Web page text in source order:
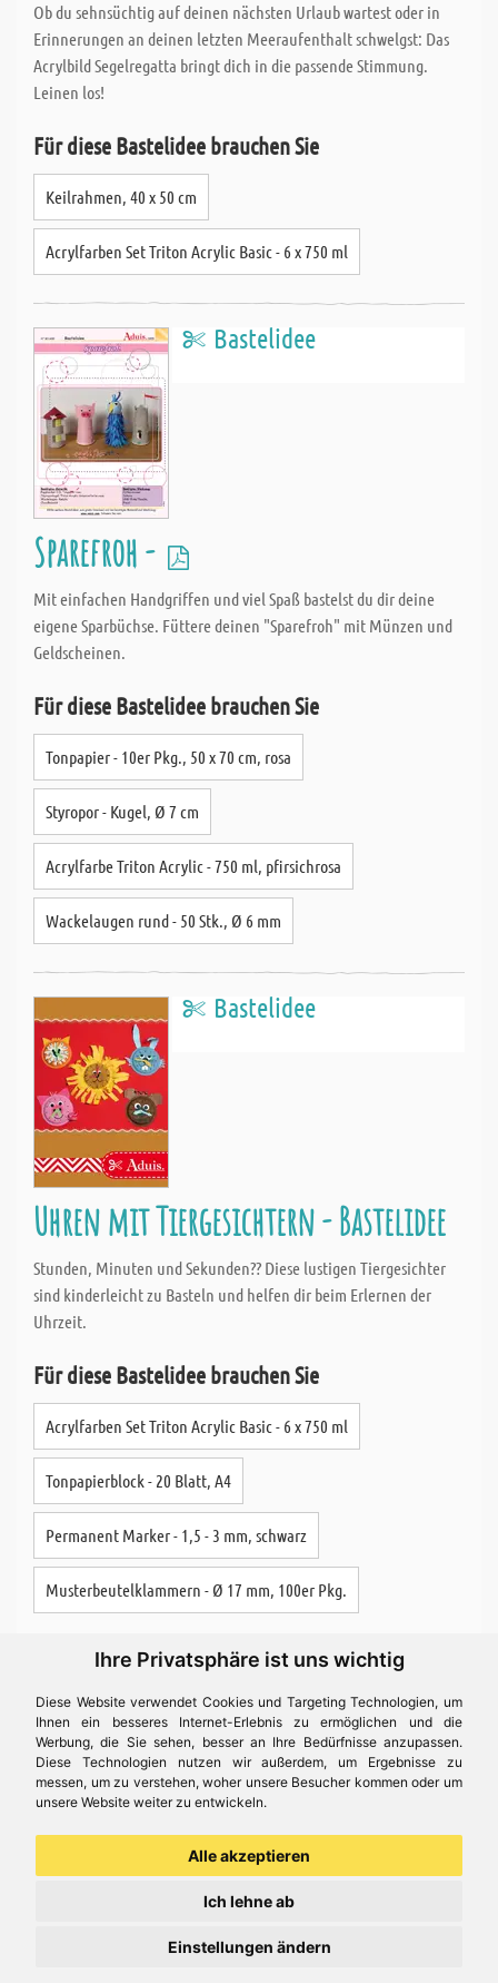
Ihre Privatsphäre ist uns wichtig
Diese Website verwendet Cookies und Targeting Technologien, um
Ihnen ein besseres Internet-Erlebnis zu ermöglichen und die
Werbung, die Sie sehen, besser an Ihre Bedürfnisse anzupassen.
Diese Technologien nutzen wir außerdem, um Ergebnisse zu
messen, um zu verstehen, woher unsere Besucher kommen oder um
unsere Website weiter zu entwickeln.
Alle akzeptieren
Ich lehne ab
Einstellungen ändern
Ob du sehnsüchtig auf deinen nächsten Urlaub wartest oder in
Erinnerungen an deinen letzten Meeraufenthalt schwelgst: Das
Acrylbild Segelregatta bringt dich in die passende Stimmung.
Leinen los!
Für diese Bastelidee brauchen Sie
Keilrahmen, 40 x 50 cm
Acrylfarben Set Triton Acrylic Basic - 6 x 750 ml
Bastelidee
Sparefroh -
Mit einfachen Handgriffen und viel Spaß bastelst du dir deine
eigene Sparbüchse. Füttere deinen "Sparefroh" mit Münzen und
Geldscheinen.
Für diese Bastelidee brauchen Sie
Tonpapier - 10er Pkg., 50 x 70 cm, rosa
Styropor - Kugel, Ø 7 cm
Acrylfarbe Triton Acrylic - 750 ml, pfirsichrosa
Wackelaugen rund - 50 Stk., Ø 6 mm
Bastelidee
Uhren mit Tiergesichtern - Bastelidee
Stunden, Minuten und Sekunden?? Diese lustigen Tiergesichter
sind kinderleicht zu Basteln und helfen dir beim Erlernen der
Uhrzeit.
Für diese Bastelidee brauchen Sie
Acrylfarben Set Triton Acrylic Basic - 6 x 750 ml
Tonpapierblock - 20 Blatt, A4
Permanent Marker - 1,5 - 3 mm, schwarz
Musterbeutelklammern - Ø 17 mm, 100er Pkg.
Bastelidee
Domino selber basteln -
Du kennst bestimmt die länglichen, hölzernen Spielsteine mit
Punkten drauf. Das bekannte Legespiel "Domino" kannst du jetzt